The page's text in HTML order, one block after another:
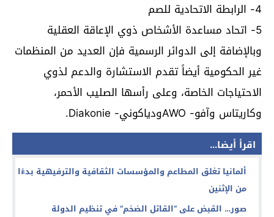
4- الرابطة الاتحادية للصم
5- اتحاد مساعدة الأشخاص ذوي الإعاقة العقلية
وبالإضافة إلى الدوائر الرسمية فإن العديد من المنظمات
غير الحكومية أيضاً تقدم الاستشارة والدعم لذوي
الاحتياجات الخاصة، وعلى رأسها الصليب الأحمر،
وكاريتاس وآفو- AWOودياكوني- Diakonie.
اقرأ أيضا...
ألمانيا تغلق المطاعم والمؤسسات الثقافية والترفيهية بدءًا
من الإثنين
صور… القبض على “القاتل الضخم” في تنظيم الدولة